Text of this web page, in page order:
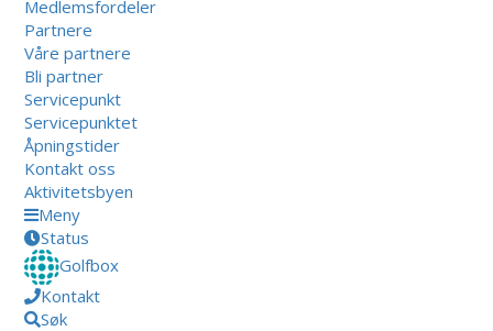
Medlemsfordeler
Partnere
Våre partnere
Bli partner
Servicepunkt
Servicepunktet
Åpningstider
Kontakt oss
Aktivitetsbyen
Meny
Status
Golfbox
Kontakt
Søk